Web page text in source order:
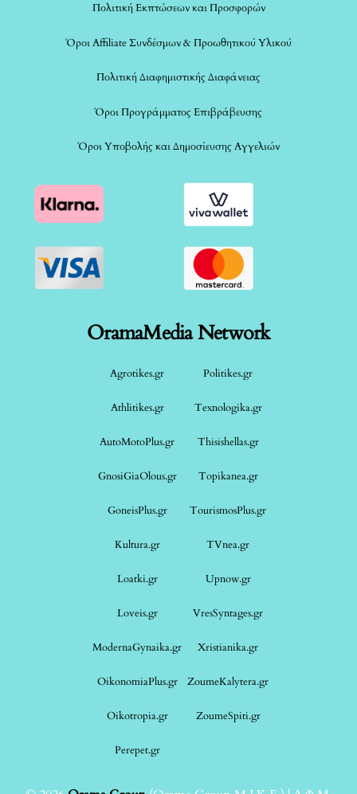
Πολιτική Εκπτώσεων και Προσφορών
Όροι Affiliate Συνδέσμων & Προωθητικού Υλικού
Πολιτική Διαφημιστικής Διαφάνειας
Όροι Προγράμματος Επιβράβευσης
Όροι Υποβολής και Δημοσίευσης Αγγελιών
OramaMedia Network
Agrotikes.gr Politikes.gr
Athlitikes.gr Texnologika.gr
AutoMotoPlus.gr Thisishellas.gr
GnosiGiaOlous.gr Topikanea.gr
GoneisPlus.gr TourismosPlus.gr
Kultura.gr TVnea.gr
Loatki.gr Upnow.gr
Loveis.gr VresSyntages.gr
ModernaGynaika.gr Xristianika.gr
OikonomiaPlus.gr ZoumeKalytera.gr
Oikotropia.gr ZoumeSpiti.gr
Perepet.gr